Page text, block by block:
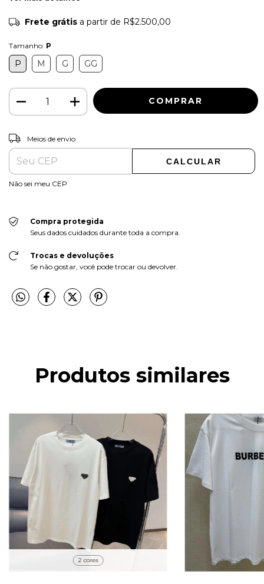
Frete grátis a partir de R$2.500,00
Tamanho: P
P M G GG
Entregas para o CEP:
Meios de envio
CALCULAR
Não sei meu CEP
Compra protegida
Seus dados cuidados durante toda a compra.
Trocas e devoluções
Se não gostar, você pode trocar ou devolver.
Produtos similares
2 cores